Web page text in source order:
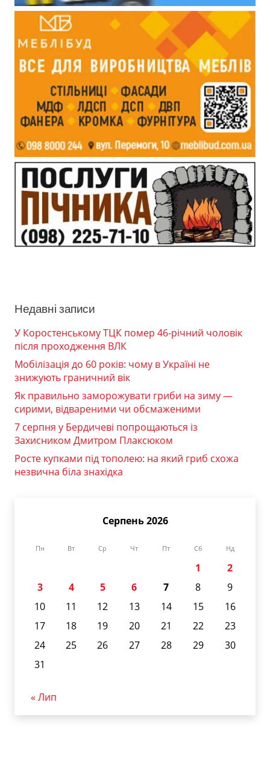
Недавні записи
У Коростенському ТЦК помер 46-річний чоловік
після проходження ВЛК
Мобілізація до 60 років: чому в Україні не
знижують граничний вік
Як правильно заморожувати гриби на зиму —
сирими, відвареними чи обсмаженими
7 серпня у Бердичеві попрощаються із
Захисником Дмитром Плаксюком
Росте купками під тополею: на який гриб схожа
незвична біла знахідка
Серпень 2026
Пн Вт Ср Чт Пт Сб Нд
1
2
3
4 5 6 7 8
9
10
11 12 13 14 15
16
17
18 19 20 21 22
23
24
25 26 27 28 29
30
31
« Лип